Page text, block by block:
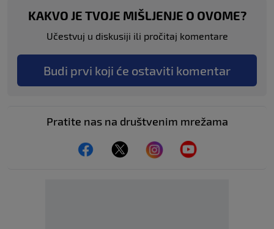
KAKVO JE TVOJE MIŠLJENJE O OVOME?
Učestvuj u diskusiji ili pročitaj komentare
Budi prvi koji će ostaviti komentar
Pratite nas na društvenim mrežama